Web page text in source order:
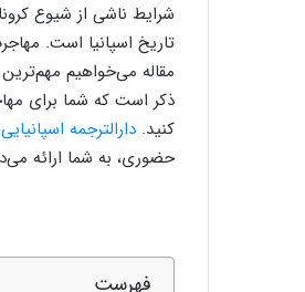
شرایط ناشی از شیوع
تاریخ اسپانیا است.
مقاله می‌خواهیم
ذکر است که شما برای
کنید. دارالترجمه اسپانیایی
حضوری، به شما ارائه
فهرست